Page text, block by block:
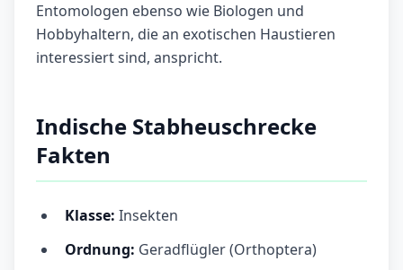
Entomologen ebenso wie Biologen und
Hobbyhaltern, die an exotischen Haustieren
interessiert sind, anspricht.
Indische Stabheuschrecke
Fakten
Klasse: Insekten
Ordnung: Geradflügler (Orthoptera)